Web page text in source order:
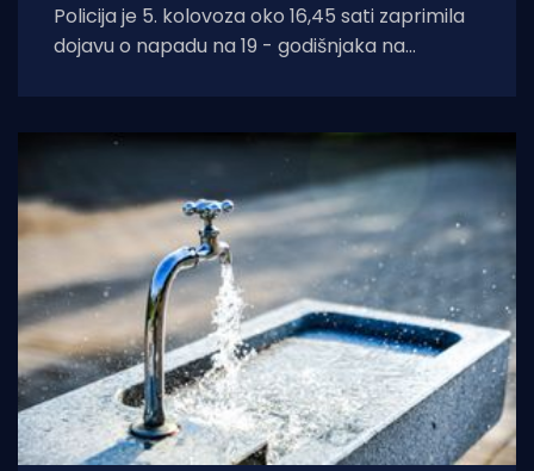
Policija je 5. kolovoza oko 16,45 sati zaprimila
dojavu o napadu na 19 - godišnjaka na